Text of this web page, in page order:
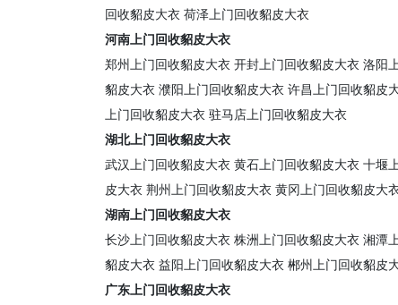
回收貂皮大衣 荷泽上门回收貂皮大衣
河南上门回收貂皮大衣
郑州上门回收貂皮大衣 开封上门回收貂皮大衣 洛阳
貂皮大衣 濮阳上门回收貂皮大衣 许昌上门回收貂皮
上门回收貂皮大衣 驻马店上门回收貂皮大衣
湖北上门回收貂皮大衣
武汉上门回收貂皮大衣 黄石上门回收貂皮大衣 十堰
皮大衣 荆州上门回收貂皮大衣 黄冈上门回收貂皮大
湖南上门回收貂皮大衣
长沙上门回收貂皮大衣 株洲上门回收貂皮大衣 湘潭
貂皮大衣 益阳上门回收貂皮大衣 郴州上门回收貂皮
广东上门回收貂皮大衣